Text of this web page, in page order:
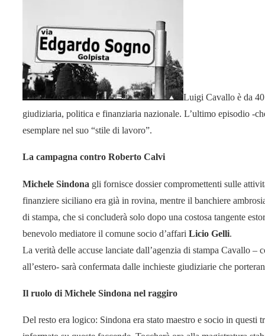
Luigi Cavallo è da
giudiziaria, politica e finanziaria nazionale. L’ultimo episodio -
esemplare nel suo “stile di lavoro”.
La campagna contro Roberto Calvi
Michele Sindona gli fornisce dossier compromettenti sulle
finanziere siciliano era già in rovina, mentre il banchiere
di stampa, che si concluderà solo dopo una costosa tangente
benevolo mediatore il comune socio d’affari Licio Gelli.
La verità delle accuse lanciate dall’agenzia di stampa Cavallo
all’estero- sarà confermata dalle inchieste giudiziarie che
Il ruolo di Michele Sindona nel raggiro
Del resto era logico: Sindona era stato maestro e socio in